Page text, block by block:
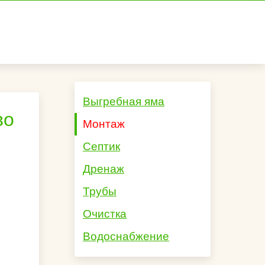
Выгребная яма
Монтаж
Септик
Дренаж
Трубы
Очистка
Водоснабжение